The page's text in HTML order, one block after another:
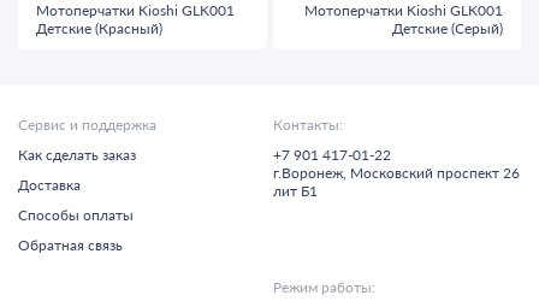
Мотоперчатки Kioshi GLK001
Детские (Красный)
Мотоперчатки Kioshi GLK001
Детские (Серый)
Сервис и поддержка
Как сделать заказ
Доставка
Способы оплаты
Обратная связь
Контакты:
+7 901 417-01-22
г.Воронеж, Московский проспект 26
лит Б1
Режим работы: